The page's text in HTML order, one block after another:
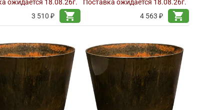
ожидается 18.08.26г.
3 510 ₽
shopping_cart
Поставка ожидается 18.08.26г.
4 563 ₽
shopping_cart